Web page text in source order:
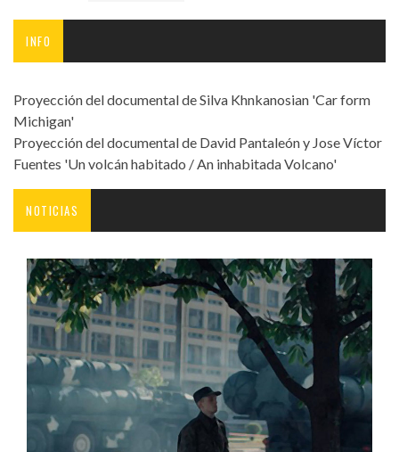
INFO
Proyección del documental de Silva Khnkanosian 'Car form
Michigan'
Proyección del documental de David Pantaleón y Jose Víctor
Fuentes 'Un volcán habitado / An inhabitada Volcano'
NOTICIAS